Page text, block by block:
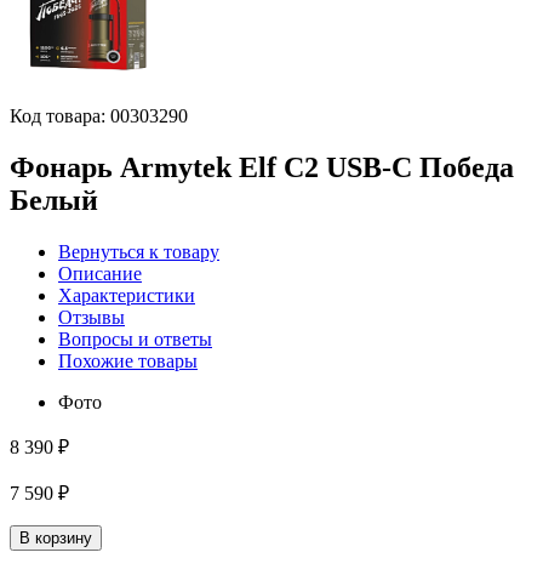
Код товара: 00303290
Фонарь Armytek Elf C2 USB-C Победа
Белый
Вернуться к товару
Описание
Характеристики
Отзывы
Вопросы и ответы
Похожие товары
Фото
8 390 ₽
7 590 ₽
В корзину